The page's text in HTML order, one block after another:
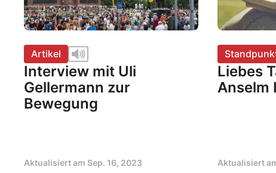
Artikel
Interview mit Uli
Gellermann zur
Bewegung
Aktualisiert am Sep. 16, 2023
Liebes
Anselm
Aktualisiert